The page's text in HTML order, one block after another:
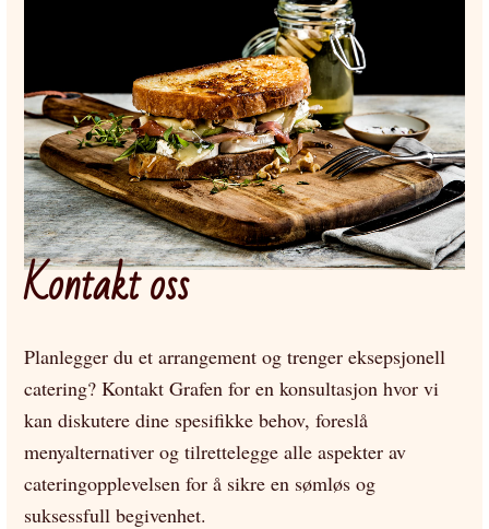
Kontakt oss
Planlegger du et arrangement og trenger eksepsjonell
catering? Kontakt Grafen for en konsultasjon hvor vi
kan diskutere dine spesifikke behov, foreslå
menyalternativer og tilrettelegge alle aspekter av
cateringopplevelsen for å sikre en sømløs og
suksessfull begivenhet.